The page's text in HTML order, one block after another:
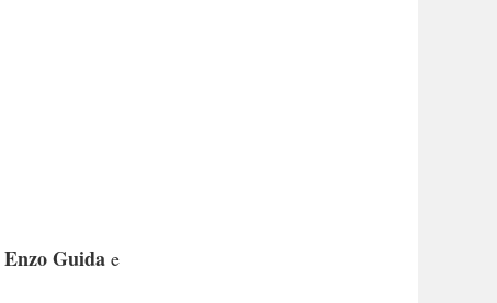
Enzo Guida e